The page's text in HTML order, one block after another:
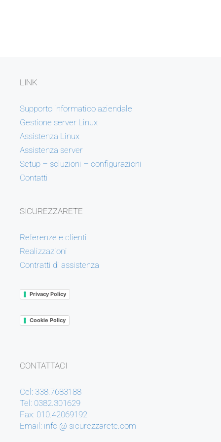
LINK
Supporto informatico aziendale
Gestione server Linux
Assistenza Linux
Assistenza server
Setup – soluzioni – configurazioni
Contatti
SICUREZZARETE
Referenze e clienti
Realizzazioni
Contratti di assistenza
Privacy Policy
Cookie Policy
CONTATTACI
Cel: 338.7683188
Tel: 0382.301629
Fax: 010.42069192
Email: info @ sicurezzarete.com